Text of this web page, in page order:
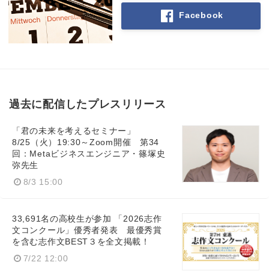
Facebook
過去に配信したプレスリリース
「君の未来を考えるセミナー」
8/25（火）19:30～Zoom開催 第34
回：Metaビジネスエンジニア・篠塚史
弥先生
8/3 15:00
33,691名の高校生が参加 「2026志作
文コンクール」優秀者発表 最優秀賞
を含む志作文BEST３を全文掲載！
7/22 12:00